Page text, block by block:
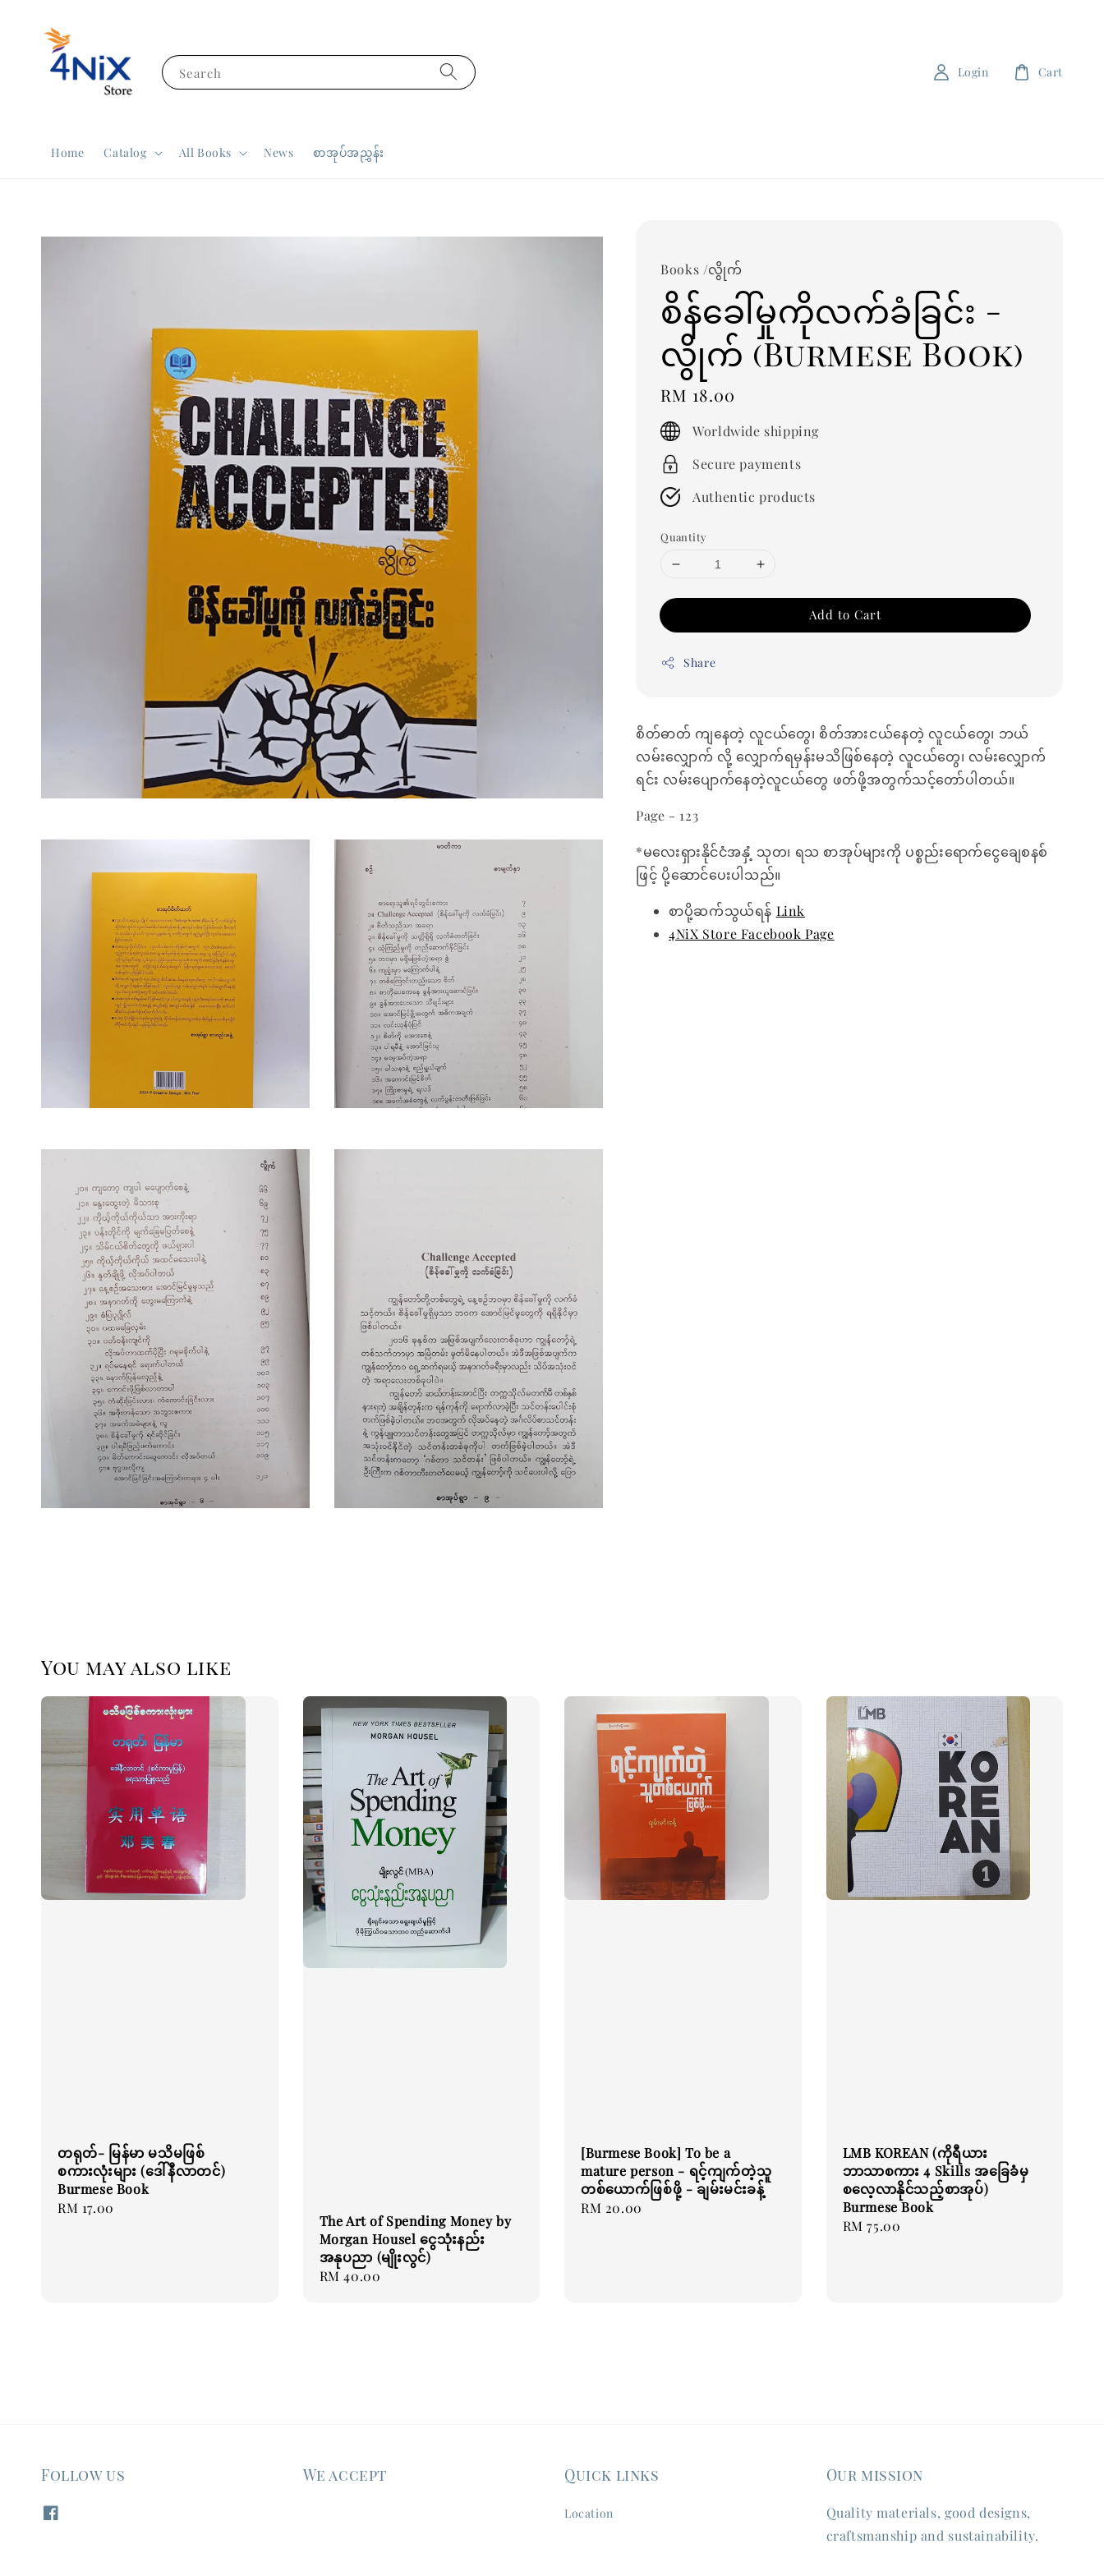
Search
Home Catalog All Books News စာအုပ်အညွှန်း
Login Cart
Books /လွိုက်
စိန်ခေါ်မှုကိုလက်ခံခြင်း -
လွိုက် (Burmese Book)
Regular
price
RM 18.00
Worldwide shipping
Secure payments
Authentic products
Quantity
Add to Cart
Share
စိတ်ဓာတ် ကျနေတဲ့ လူငယ်တွေ၊ စိတ်အားငယ်နေတဲ့ လူငယ်တွေ၊ ဘယ်
လမ်းလျှောက် လို့ လျှောက်ရမှန်းမသိဖြစ်နေတဲ့ လူငယ်တွေ၊ လမ်းလျှောက်
ရင်း လမ်းပျောက်နေတဲ့လူငယ်တွေ ဖတ်ဖို့အတွက်သင့်တော်ပါတယ်။
Page - 123
*မလေးရှားနိုင်ငံအနှံ့ သုတ၊ ရသ စာအုပ်များကို ပစ္စည်းရောက်ငွေချေစနစ်
ဖြင့် ပို့ဆောင်ပေးပါသည်။
စာပို့ဆက်သွယ်ရန် Link
4NiX Store Facebook Page
You may also like
တရုတ်- မြန်မာ မသိမဖြစ်
စကားလုံးများ (ဒေါ်နီလာတင်)
Burmese Book
Regular
RM 17.00
The Art of Spending Money by
Morgan Housel ငွေသုံးနည်း
အနုပညာ (မျိုးလွင်)
Regular
RM 40.00
[Burmese Book] To be a
mature person - ရင့်ကျက်တဲ့သူ
တစ်ယောက်ဖြစ်ဖို့ - ချမ်းမင်းခန့်
Regular
RM 20.00
LMB KOREAN (ကိုရီယား
ဘာသာစကား 4 Skills အခြေခံမှ
စလေ့လာနိုင်သည့်စာအုပ်)
Burmese Book
Regular
RM 75.00
Follow us We accept Quick links
Location
Our mission
Quality materials, good designs,
craftsmanship and sustainability.